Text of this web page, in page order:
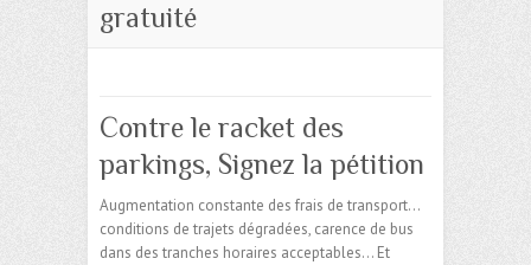
gratuité
Contre le racket des
parkings, Signez la pétition
Augmentation constante des frais de transport…
conditions de trajets dégradées, carence de bus
dans des tranches horaires acceptables… Et